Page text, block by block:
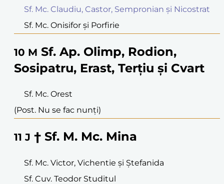
Sf. Mc. Claudiu, Castor, Sempronian și Nicostrat
Sf. Mc. Onisifor și Porfirie
10 M Sf. Ap. Olimp, Rodion,
Sosipatru, Erast, Terțiu și Cvart
Sf. Mc. Orest
(Post. Nu se fac nunți)
11 J † Sf. M. Mc. Mina
Sf. Mc. Victor, Vichentie și Ștefanida
Sf. Cuv. Teodor Studitul